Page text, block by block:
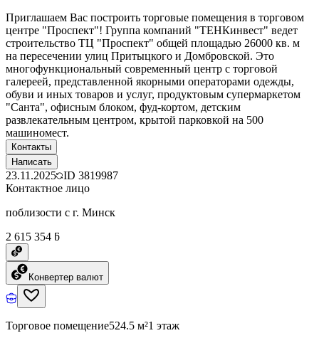
Приглашаем Вас построить торговые помещения в торговом
центре "Проспект"! Группа компаний "ТЕНКинвест" ведет
строительство ТЦ "Проспект" общей площадью 26000 кв. м
на пересечении улиц Притыцкого и Домбровской. Это
многофункциональный современный центр с торговой
галереей, представленной якорными операторами одежды,
обуви и иных товаров и услуг, продуктовым супермаркетом
"Санта", офисным блоком, фуд-кортом, детским
развлекательным центром, крытой парковкой на 500
машиномест.
Контакты
Написать
23.11.2025 ID 3819987
Контактное лицо
поблизости с г. Минск
2 615 354 ƃ
Конвертер валют
Торговое помещение524.5 м²1 этаж